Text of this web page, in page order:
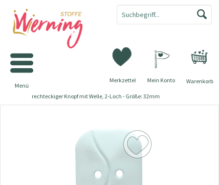
Warenkorb
Merkzettel Mein Konto
Menü
rechteckiger Knopf mit Welle, 2-Loch - Größe: 32mm